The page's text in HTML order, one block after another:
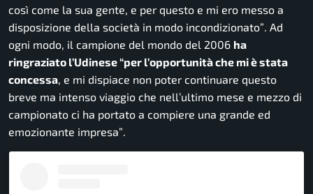
così come la sua gente, e per questo e mi ero messo a
disposizione della società in modo incondizionato”. Ad
ogni modo, il campione del mondo del 2006 ha
ringraziato l’Udinese“per l’opportunità che mi è stata
concessa, e mi dispiace non poter continuare questo
breve ma intenso viaggio che nell’ultimo mese e mezzo di
campionato ci ha portato a compiere una grande ed
emozionante impresa”.